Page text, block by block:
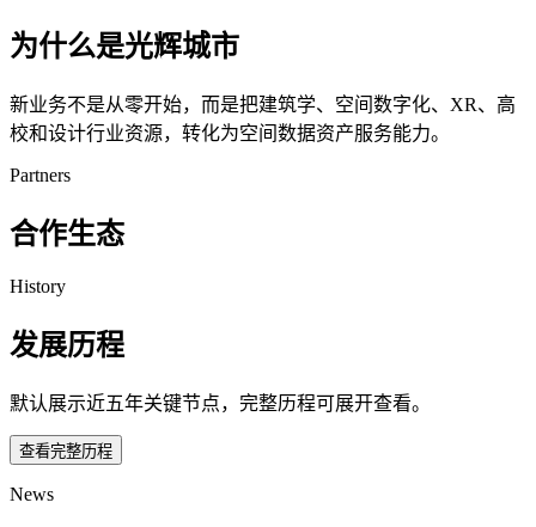
为什么是光辉城市
新业务不是从零开始，而是把建筑学、空间数字化、XR、高
校和设计行业资源，转化为空间数据资产服务能力。
Partners
合作生态
History
发展历程
默认展示近五年关键节点，完整历程可展开查看。
查看完整历程
News